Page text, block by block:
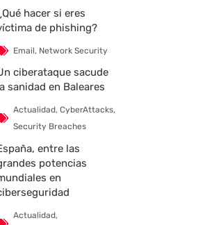
hacer si eres
de phishing?
Email, Network Security
ciberataque sacude
sanidad en Baleares
Actualidad, CyberAttacks,
Security Breaches
entre las
potencias
en
Actualidad,